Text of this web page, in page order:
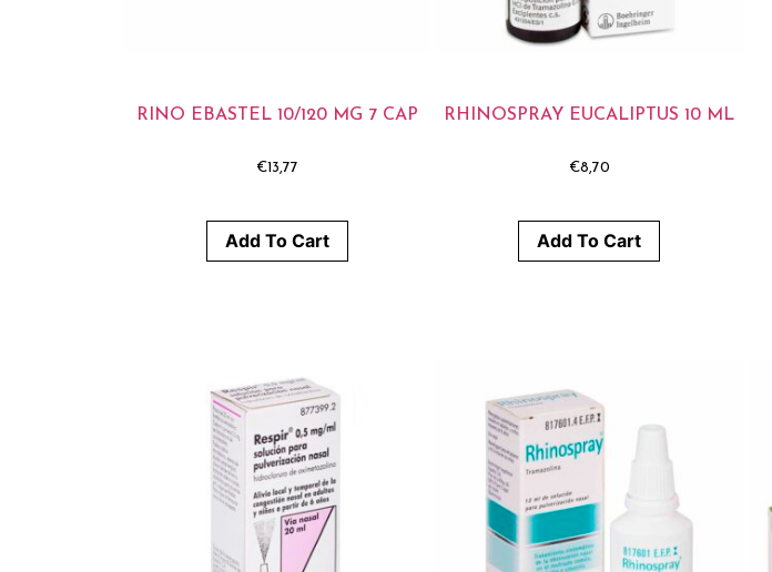
RINO EBASTEL 10/120 MG 7 CAP
€13,77
Add To Cart
RHINOSPRAY EUCALIPTUS 10 ML
€8,70
Add To Cart